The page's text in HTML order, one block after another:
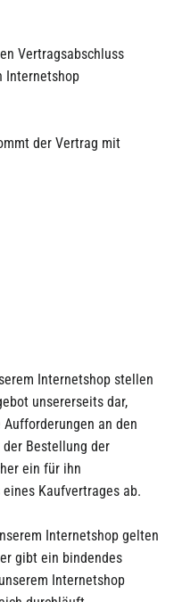
Vertragsabschluss
Internetshop
der Vertrag mit
Internetshop stellen
unsererseits dar,
an den
Bestellung der
ein für ihn
Kaufvertrages ab.
Internetshop gelten
gibt ein bindendes
Internetshop